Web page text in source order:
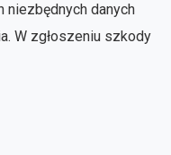
danych
W zgłoszeniu szkody